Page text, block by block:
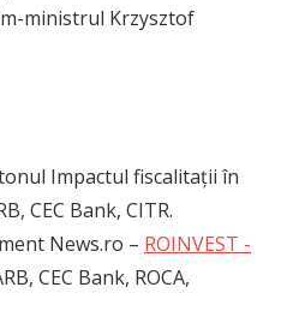
ministrul Krzysztof
Impactul fiscalitații în
CEC Bank, CITR.
News.ro – ROINVEST -
CEC Bank, ROCA,